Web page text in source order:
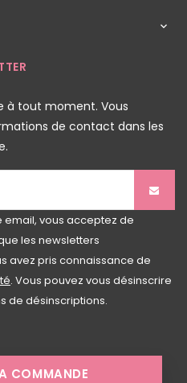

à tout moment. Vous
de contact dans les
email, vous acceptez de
les newsletters
avez pris connaissance de
. Vous pouvez vous désinscrire
de désinscriptions.
COMMANDE